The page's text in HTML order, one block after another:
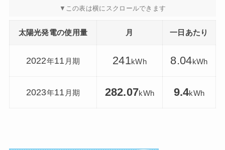
太陽光発電の使用量 月 一日あたり
2022年11 月期 241kWh 8.04kWh
2023年11 月期 282.07kWh 9.4kWh